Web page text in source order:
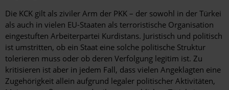
Die KCK gilt als ziviler Arm der PKK – der sowohl in der Türkei
als auch in vielen EU-Staaten als terroristische Organisation
eingestuften Arbeiterpartei Kurdistans. Juristisch und politisch
ist umstritten, ob ein Staat eine solche politische Struktur
tolerieren muss oder ob deren Verfolgung legitim ist. Zu
kritisieren ist aber in jedem Fall, dass vielen Angeklagten eine
Zugehörigkeit allein aufgrund legaler politischer Aktivitäten,